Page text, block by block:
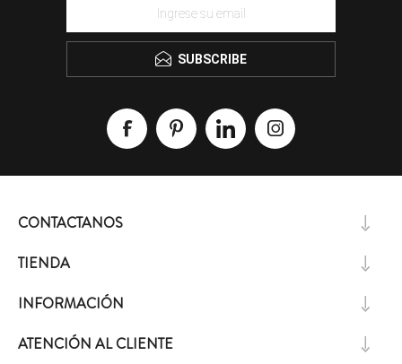
SUBSCRIBE
CONTACTANOS
TIENDA
INFORMACIÓN
ATENCIÓN AL CLIENTE